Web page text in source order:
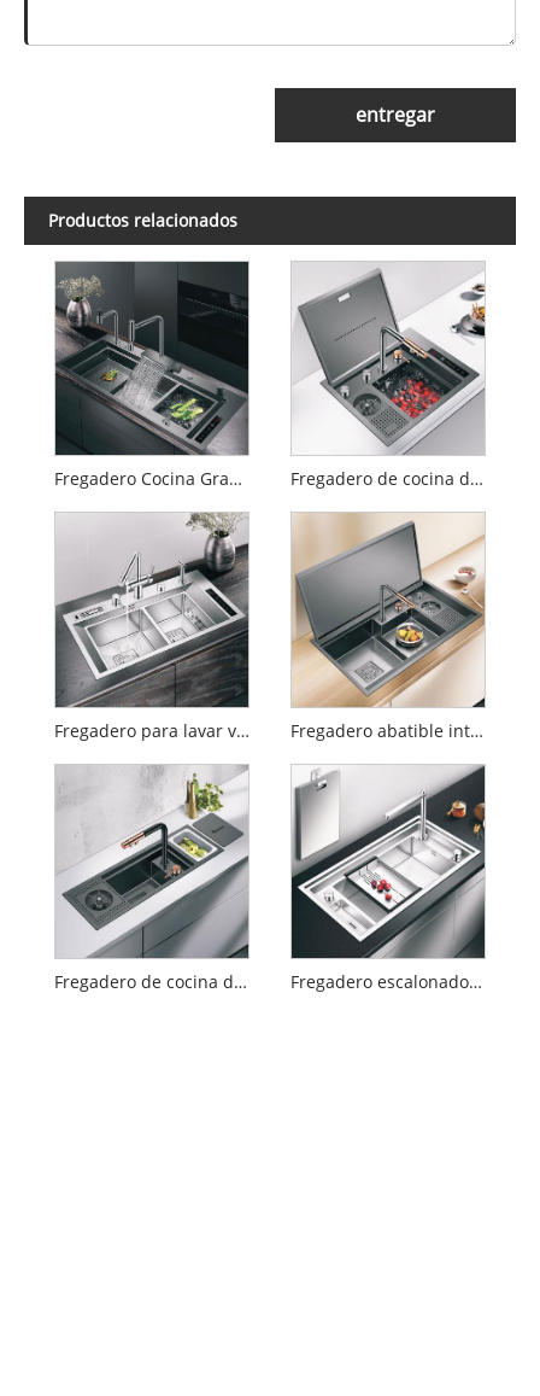
entregar
Productos relacionados
Fregadero Cocina Gran Tamaño Nano Black Diamond Doble Tanque Fregadero de cocina de acero inoxidable
Fregadero para lavar verduras de doble cubeta Fregadero abatible inteligente Fregadero de cocina oculto
Fregadero de cocina de acero inoxidable con estante para cuchillos y tablero protector Fregadero escalonado con lavabo para lavar verduras